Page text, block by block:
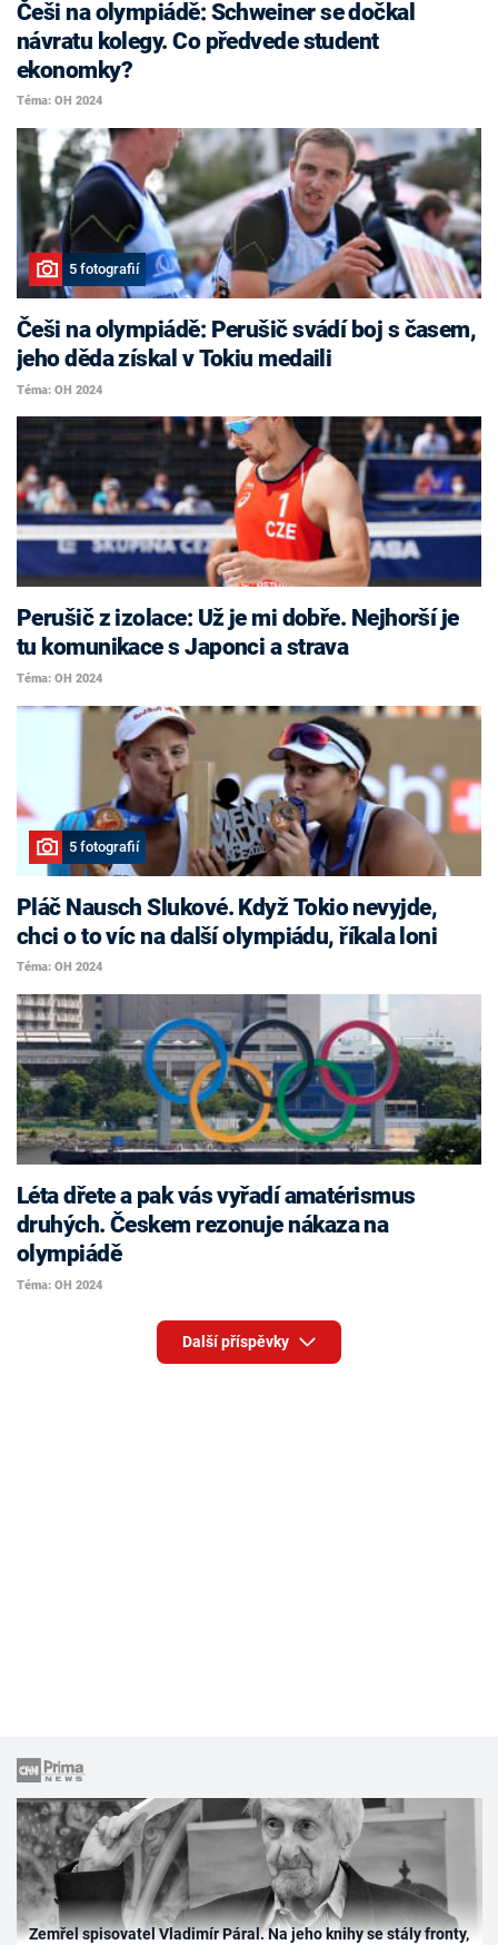
Češi na olympiádě: Schweiner se dočkal
návratu kolegy. Co předvede student
ekonomky?
Téma: OH 2024
5 fotografií
Češi na olympiádě: Perušič svádí boj s časem,
jeho děda získal v Tokiu medaili
Téma: OH 2024
Perušič z izolace: Už je mi dobře. Nejhorší je
tu komunikace s Japonci a strava
Téma: OH 2024
5 fotografií
Pláč Nausch Slukové. Když Tokio nevyjde,
chci o to víc na další olympiádu, říkala loni
Téma: OH 2024
Léta dřete a pak vás vyřadí amatérismus
druhých. Českem rezonuje nákaza na
olympiádě
Téma: OH 2024
Další příspěvky
Zemřel spisovatel Vladimír Páral. Na jeho knihy se stály fronty,